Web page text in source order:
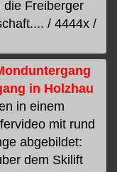
die Freiberger
/ 4444x /
in Holzhau
in einem
mit rund
abgebildet:
dem Skilift